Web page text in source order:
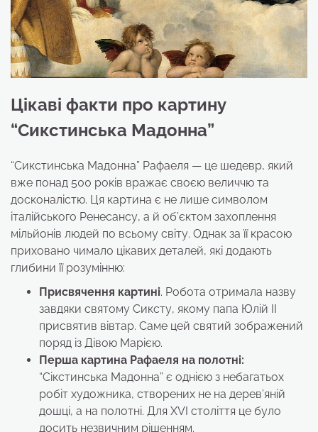
Цікаві факти про картину
“Сикстинська Мадонна”
“Сикстинська Мадонна” Рафаеля — це шедевр, який
вже понад 500 років вражає своєю величчю та
досконалістю. Ця картина є не лише символом
італійського Ренесансу, а й об’єктом захоплення
мільйонів людей по всьому світу. Однак за її красою
приховано чимало цікавих деталей, які додають
глибини її розумінню:
Присвячення картині. Робота отримала назву
завдяки святому Сиксту, якому папа Юлій II
присвятив вівтар. Саме цей святий зображений
поряд із Дівою Марією.
Перша картина Рафаеля на полотні:
“Сікстинська Мадонна” є однією з небагатьох
робіт художника, створених не на дерев’яній
дошці, а на полотні. Для XVI століття це було
досить незвичним рішенням.